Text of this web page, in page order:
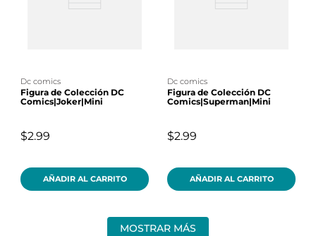
dc comics
Figura de Colección DC
Comics|Joker|Mini
$2.99
AÑADIR AL CARRITO
dc comics
Figura de Colección DC
Comics|Superman|Mini
$2.99
AÑADIR AL CARRITO
MOSTRAR MÁS